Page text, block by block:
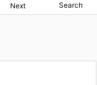
Next Search